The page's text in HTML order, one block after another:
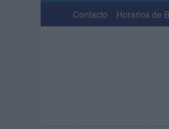
Contacto Horarios de